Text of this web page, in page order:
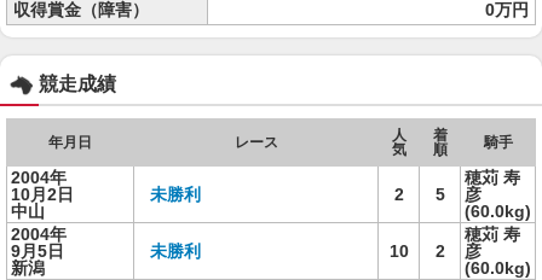
収得賞金（障害）
0万円
競走成績
年月日 レース
人
気
着
順
騎手
2004年
10月2日
中山
未勝利 2 5
穂苅 寿
彦
(60.0kg)
2004年
9月5日
新潟
未勝利 10 2
穂苅 寿
彦
(60.0kg)